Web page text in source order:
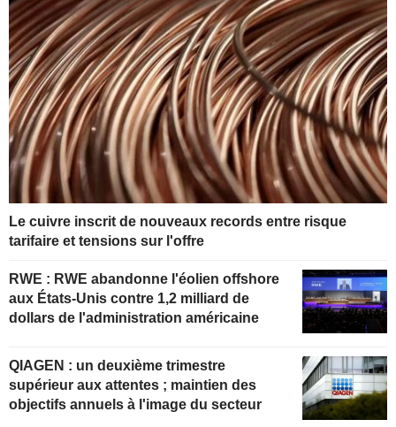
Le cuivre inscrit de nouveaux records entre risque
tarifaire et tensions sur l'offre
RWE : RWE abandonne l'éolien offshore
aux États-Unis contre 1,2 milliard de
dollars de l'administration américaine
QIAGEN : un deuxième trimestre
supérieur aux attentes ; maintien des
objectifs annuels à l'image du secteur